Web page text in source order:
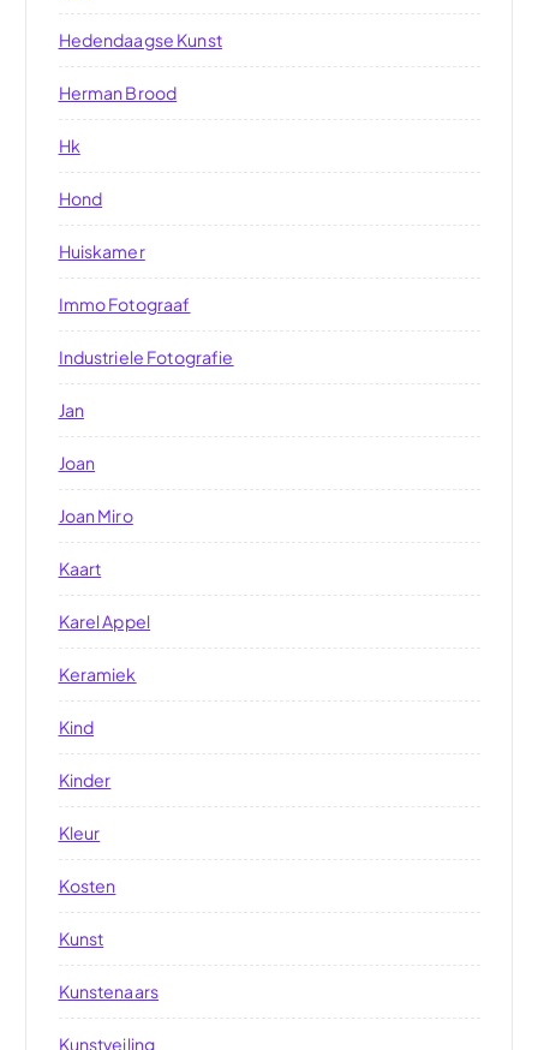
Hedendaagse Kunst
Herman Brood
Hk
Hond
Huiskamer
Immo Fotograaf
Industriele Fotografie
Jan
Joan
Joan Miro
Kaart
Karel Appel
Keramiek
Kind
Kinder
Kleur
Kosten
Kunst
Kunstenaars
Kunstveiling